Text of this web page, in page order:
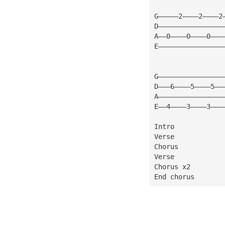
Intro
Verse
Chorus
Verse
Chorus x2
End chorus